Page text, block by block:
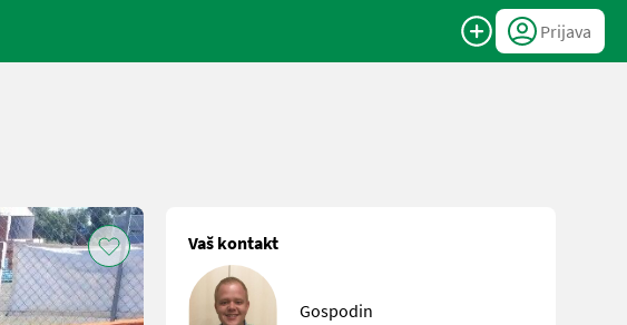
Prijava
Vaš kontakt
Gospodin